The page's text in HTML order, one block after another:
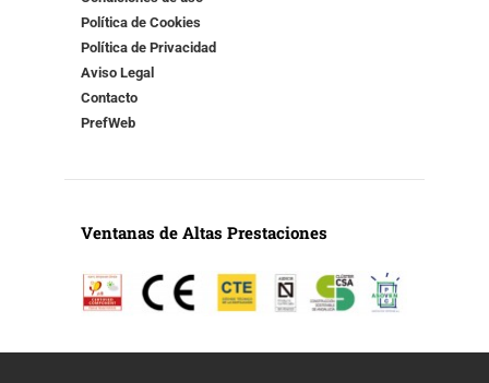
Política de Cookies
Política de Privacidad
Aviso Legal
Contacto
PrefWeb
Ventanas de Altas Prestaciones